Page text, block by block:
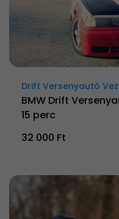
Drift Versenyautó
BMW Drift
15 perc
32 000 Ft